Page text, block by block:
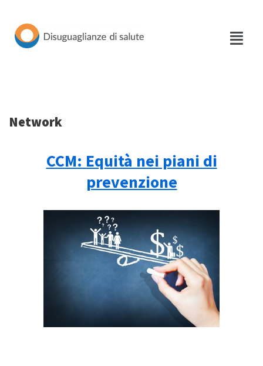
Vai
Network
CCM: Equità nei piani di
prevenzione